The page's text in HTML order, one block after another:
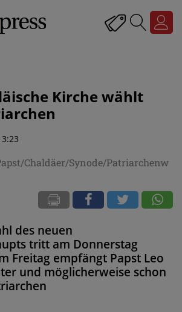
Kirche wählt
Chaldäer/Synode/Patriarchenw
des neuen
tritt am Donnerstag
Freitag empfängt Papst Leo
und möglicherweise schon